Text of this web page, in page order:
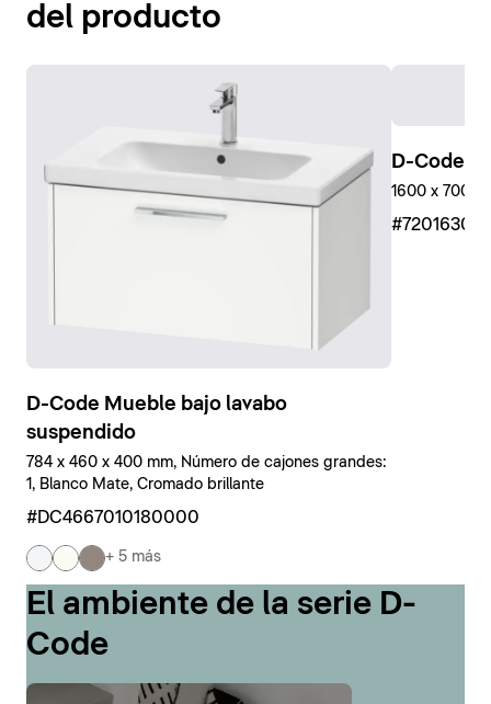
del producto
D-Code Mueble bajo lavabo
suspendido
784 x 460 x 400 mm, Número de cajones grandes:
1, Blanco Mate, Cromado brillante
#DC4667010180000
+ 5 más
D-Code
1600 x 700
El ambiente de la serie D-
Code